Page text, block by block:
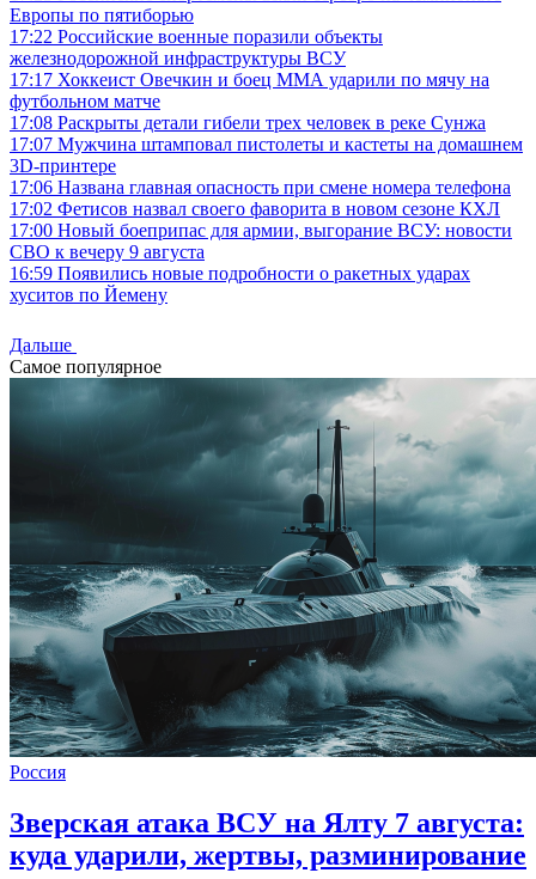
Европы по пятиборью
17:22 Российские военные поразили объекты
железнодорожной инфраструктуры ВСУ
17:17 Хоккеист Овечкин и боец ММА ударили по мячу на
футбольном матче
17:08 Раскрыты детали гибели трех человек в реке Сунжа
17:07 Мужчина штамповал пистолеты и кастеты на домашнем
3D-принтере
17:06 Названа главная опасность при смене номера телефона
17:02 Фетисов назвал своего фаворита в новом сезоне КХЛ
17:00 Новый боеприпас для армии, выгорание ВСУ: новости
СВО к вечеру 9 августа
16:59 Появились новые подробности о ракетных ударах
хуситов по Йемену
Дальше
Самое популярное
Россия
Зверская атака ВСУ на Ялту 7 августа:
куда ударили, жертвы, разминирование